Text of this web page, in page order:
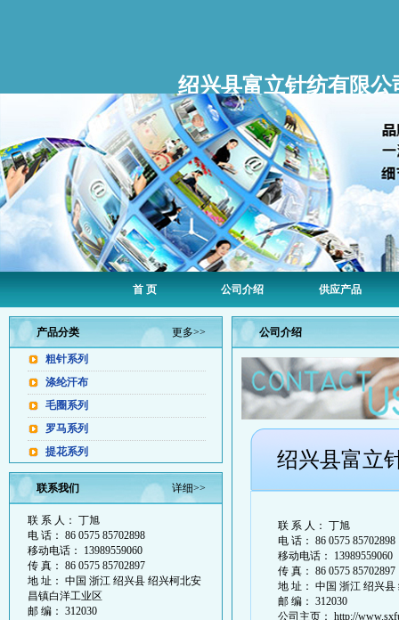
绍兴县富立针纺有限公
首 页 公司介绍 供应产品
产品分类 更多>>
粗针系列
涤纶汗布
毛圈系列
罗马系列
提花系列
色织系列
摇粒绒系列
棉及混纺类汗布
粗针单双面电脑大提花
联系我们 详细>>
联 系 人： 丁旭
电 话： 86 0575 85702898
移动电话： 13989559060
传 真： 86 0575 85702897
地 址： 中国 浙江 绍兴县 绍兴柯北安
昌镇白洋工业区
邮 编： 312030
公司介绍
绍兴县富立
联 系 人： 丁旭
电 话： 86 0575 85702898
移动电话： 13989559060
传 真： 86 0575 85702897
地 址： 中国 浙江 绍兴
邮 编： 312030
公司主页： http://